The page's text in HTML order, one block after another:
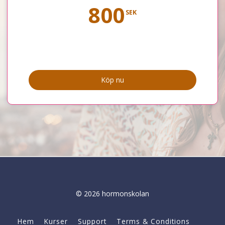
800 SEK
Köp nu
© 2026 hormonskolan
Hem Kurser Support Terms & Conditions